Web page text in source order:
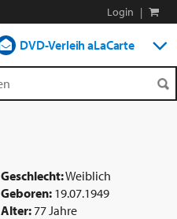
Login |
DVD-Verleih aLaCarte
Geschlecht:Weiblich
Geboren: 19.07.1949
Alter: 77 Jahre